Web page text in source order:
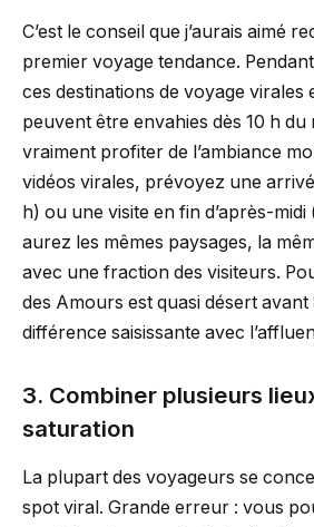
C’est le conseil que j’aurais aimé
premier voyage tendance.
ces destinations de voyage virales
peuvent être envahies dès 10 h du
vraiment profiter de l’ambiance
vidéos virales, prévoyez une
h) ou une visite en fin d’après-midi
aurez les mêmes paysages, la
avec une fraction des visiteurs.
des Amours est quasi désert
différence saisissante avec
3. Combiner plusieurs
saturation
La plupart des voyageurs se
spot viral. Grande erreur : vous